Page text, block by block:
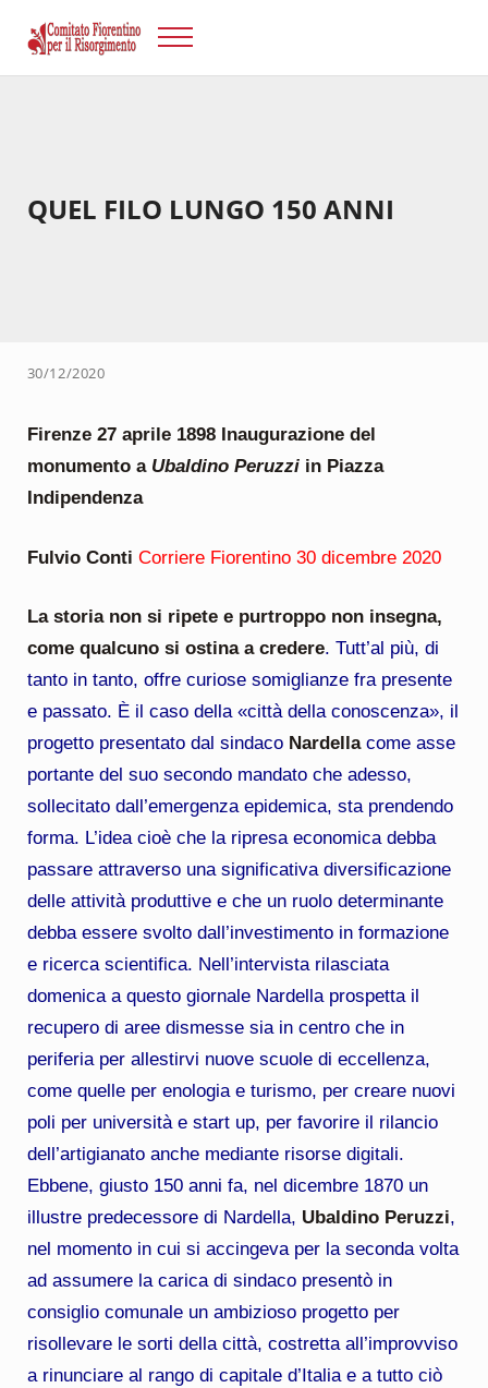
Risorgimento Firenze
Menu
QUEL FILO LUNGO 150 ANNI
30/12/2020
Firenze 27 aprile 1898 Inaugurazione del
monumento aUbaldino Peruzziin Piazza
Indipendenza
Fulvio Conti Corriere Fiorentino 30 dicembre 2020
La storia non si ripete e purtroppo non insegna,
come qualcuno si ostina a credere. Tutt’al più, di
tanto in tanto, offre curiose somiglianze fra presente
e passato. È il caso della «città della conoscenza», il
progetto presentato dal sindaco Nardellacome asse
portante del suo secondo mandato che adesso,
sollecitato dall’emergenza epidemica, sta prendendo
forma. L’idea cioè che la ripresa economica debba
passare attraverso una significativa diversificazione
delle attività produttive e che un ruolo determinante
debba essere svolto dall’investimento in formazione
e ricerca scientifica. Nell’intervista rilasciata
domenica a questo giornale Nardella prospetta il
recupero di aree dismesse sia in centro che in
periferia per allestirvi nuove scuole di eccellenza,
come quelle per enologia e turismo, per creare nuovi
poli per università e start up, per favorire il rilancio
dell’artigianato anche mediante risorse digitali.
Ebbene, giusto 150 anni fa, nel dicembre 1870 un
illustre predecessore di Nardella, Ubaldino Peruzzi,
nel momento in cui si accingeva per la seconda volta
ad assumere la carica di sindaco presentò in
consiglio comunale un ambizioso progetto per
risollevare le sorti della città, costretta all’improvviso
a rinunciare al rango di capitale d’Italia e a tutto ciò